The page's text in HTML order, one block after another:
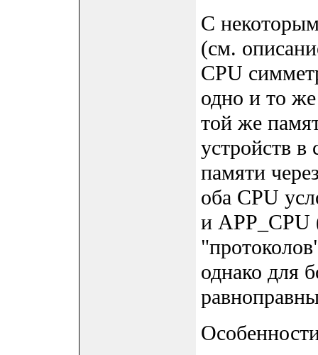
С
(см.
CPU
одно и то
той же
устройств в
памяти
оба CPU
и APP_CPU
однако для